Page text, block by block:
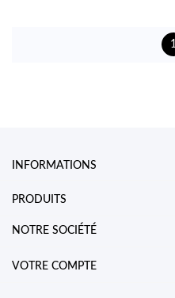
INFORMATIONS
PRODUITS
NOTRE SOCIÉTÉ
VOTRE COMPTE